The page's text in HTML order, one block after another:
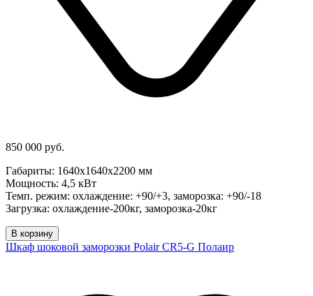
850 000 руб.
Габариты: 1640х1640х2200 мм
Мощность: 4,5 кВт
Темп. режим: охлаждение: +90/+3, заморозка: +90/-18
Загрузка: охлаждение-200кг, заморозка-20кг
В корзину
Шкаф шоковой заморозки Polair CR5-G Полаир